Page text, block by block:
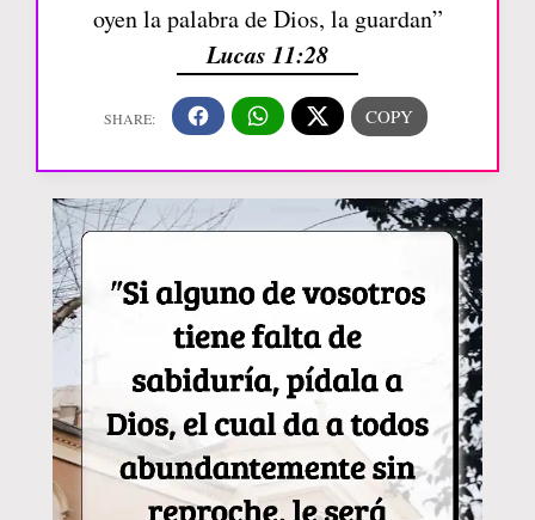
oyen la palabra de Dios, la guardan”
Lucas 11:28